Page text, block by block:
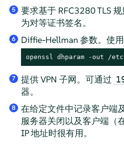
5
要求基于 RFC3280 TLS
为对等证书签名。
6 Diffie-Hellman 参数。使
openssl dhparam -out /etc/
7 提供 VPN 子网。可通过
器。
8
在给定文件中记录客户端
服务器关闭以及客户端（
IP 地址时很有用。